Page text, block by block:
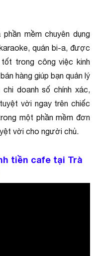
phần mềm chuyên dụng
quán bi-a, được
trong công việc kinh
hàng giúp bạn quản lý
doanh số chính xác,
vời ngay trên chiếc
một phần mềm đơn
vời cho người chủ.
tiền cafe tại Trà